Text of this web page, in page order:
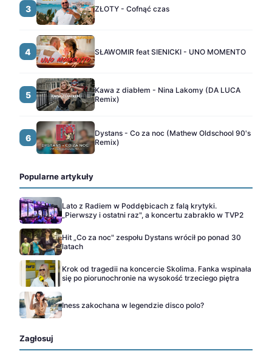
3 ZŁOTY - Cofnąć czas
4 SŁAWOMIR feat SIENICKI - UNO MOMENTO
5
Kawa z diabłem - Nina Lakomy (DA LUCA
Remix)
6
Dystans - Co za noc (Mathew Oldschool 90's
Remix)
Popularne artykuły
Lato z Radiem w Poddębicach z falą krytyki.
„Pierwszy i ostatni raz", a koncertu zabrakło w TVP2
Hit „Co za noc" zespołu Dystans wrócił po ponad 30
latach
Krok od tragedii na koncercie Skolima. Fanka wspinała
się po piorunochronie na wysokość trzeciego piętra
Iness zakochana w legendzie disco polo?
Zagłosuj